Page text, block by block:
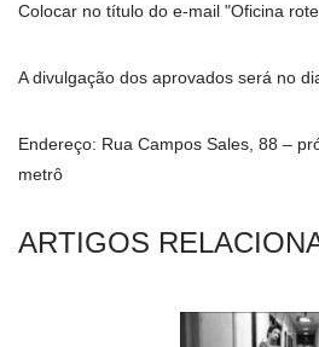
Colocar no título do e-mail "Oficina
A divulgação dos aprovados será no
Endereço: Rua Campos Sales, 88 –
metrô
ARTIGOS